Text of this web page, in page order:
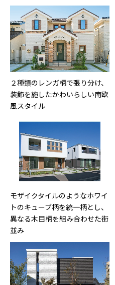
２種類のレンガ柄で張り分け、
装飾を施したかわいらしい南欧
風スタイル
モザイクタイルのようなホワイ
トのキューブ柄を統一柄とし、
異なる木目柄を組み合わせた街
並み